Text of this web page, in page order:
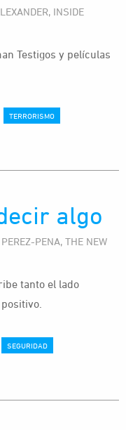
INSIDE
Testigos y películas
TERRORISMO
algo
PENA, THE NEW
tanto el lado
SEGURIDAD